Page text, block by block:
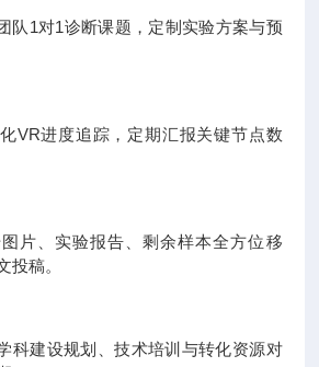
队1对1诊断课题，定制实验方案与预
VR进度追踪，定期汇报关键节点数
片、实验报告、剩余样本全方位移
投稿。
科建设规划、技术培训与转化资源对